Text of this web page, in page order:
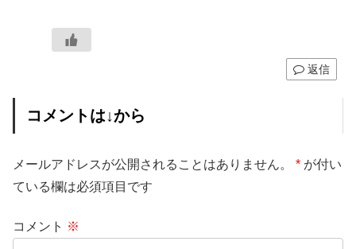
返信
コメントは↓から
メールアドレスが公開されることはありません。 * が付い
ている欄は必須項目です
コメント ※